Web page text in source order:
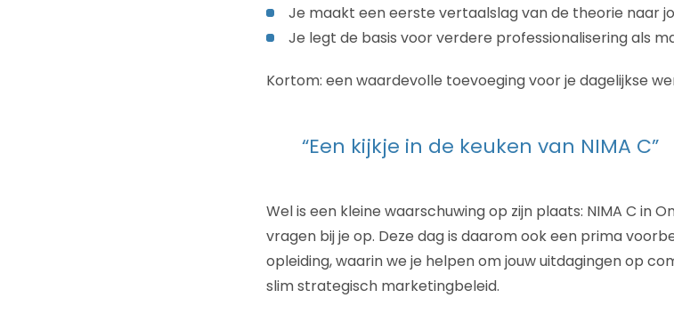
Je maakt een eerste vertaalslag van de theorie naar
Je legt de basis voor verdere professionalisering als
Kortom: een waardevolle toevoeging voor je dagelijkse
“Een kijkje in de keuken van NIMA C”
Wel is een kleine waarschuwing op zijn plaats: NIMA C in
vragen bij je op. Deze dag is daarom ook een prima
opleiding, waarin we je helpen om jouw uitdagingen op
slim strategisch marketingbeleid.